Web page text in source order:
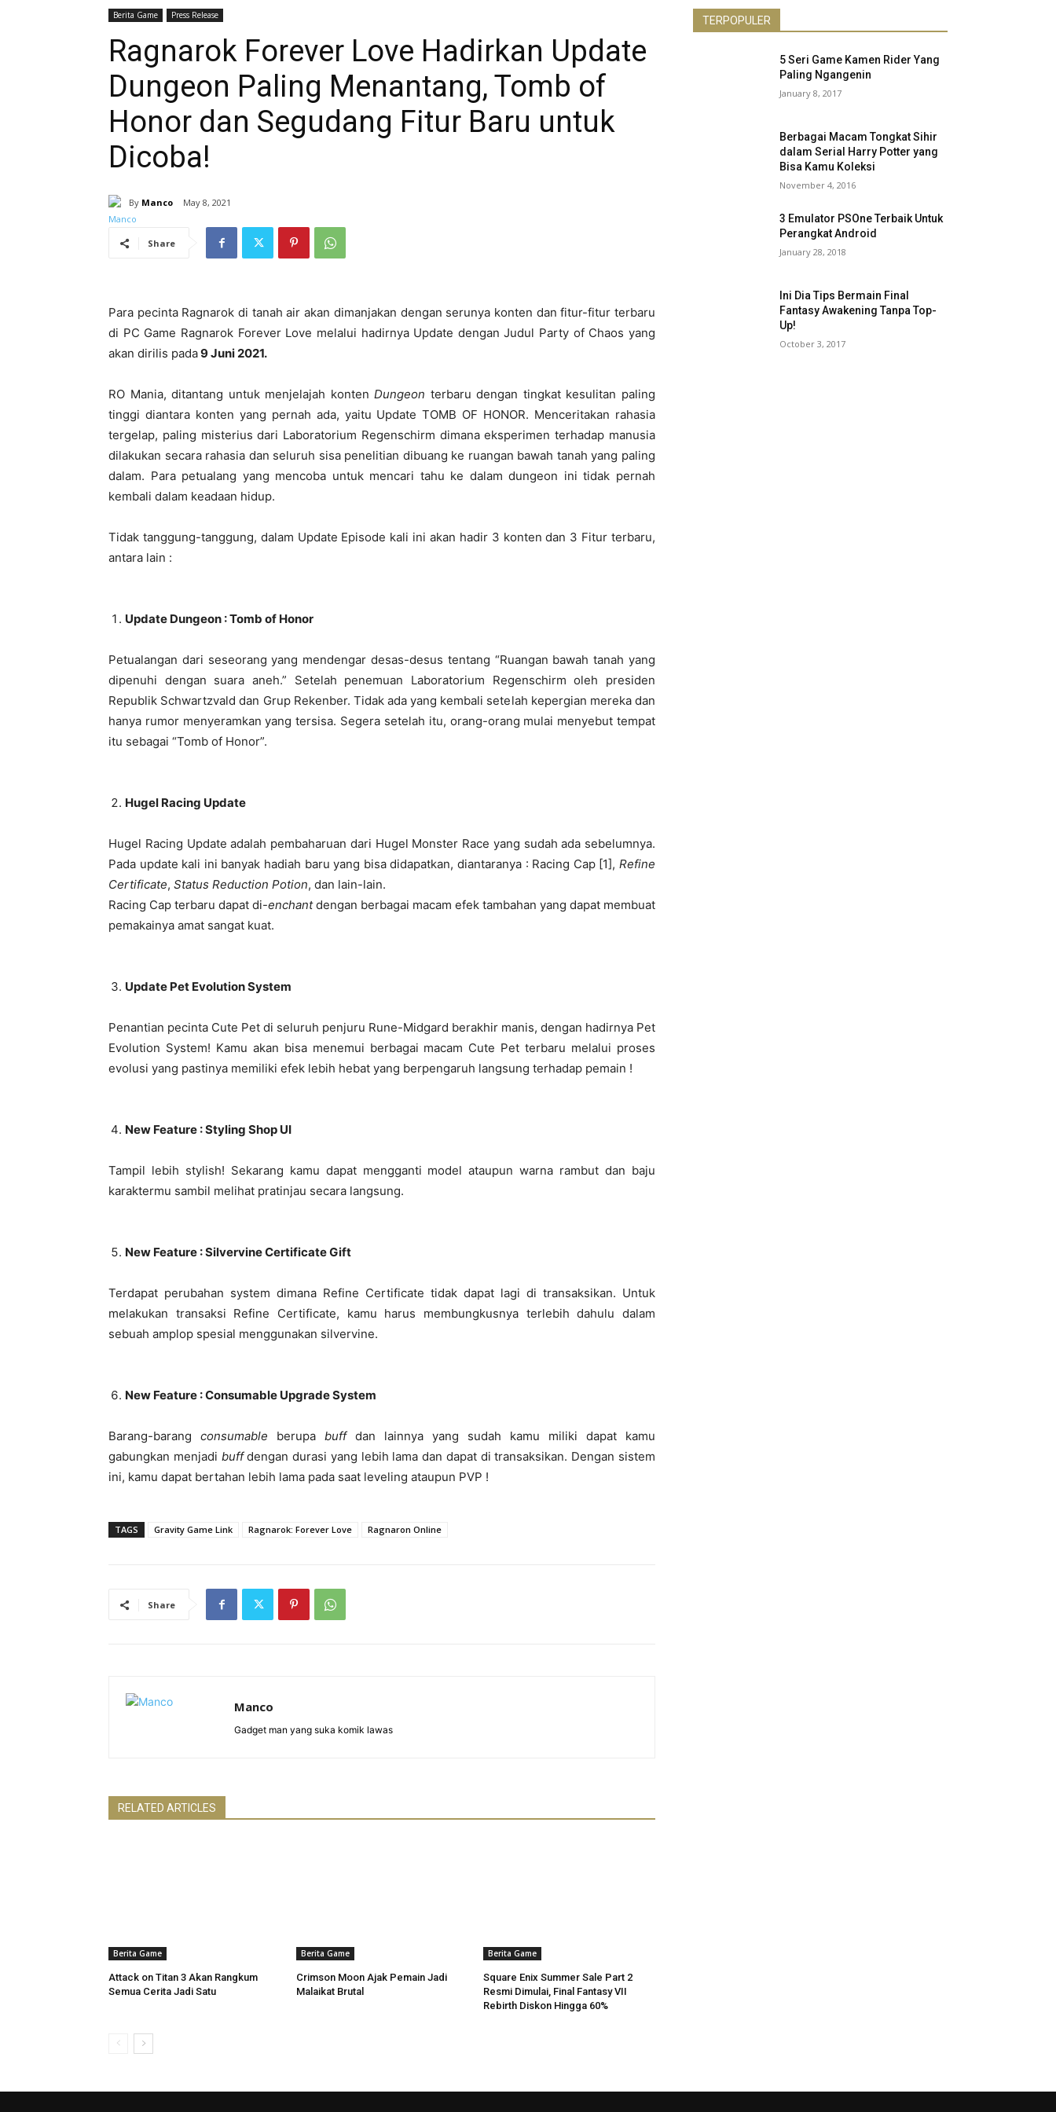
Berita Game Press Release
Ragnarok Forever Love Hadirkan Update
Dungeon Paling Menantang, Tomb of
Honor dan Segudang Fitur Baru untuk
Dicoba!
By Manco May 8, 2021
Share
Para pecinta Ragnarok di tanah air akan dimanjakan dengan serunya konten dan fitur-fitur terbaru
di PC Game Ragnarok Forever Love melalui hadirnya Update dengan Judul Party of Chaos yang
akan dirilis pada9 Juni 2021.
RO Mania, ditantang untuk menjelajah kontenDungeon terbaru dengan tingkat kesulitan paling
tinggi diantara konten yang pernah ada, yaitu Update TOMB OF HONOR. Menceritakan rahasia
tergelap, paling misterius dari Laboratorium Regenschirm dimana eksperimen terhadap manusia
dilakukan secara rahasia dan seluruh sisa penelitian dibuang ke ruangan bawah tanah yang paling
dalam. Para petualang yang mencoba untuk mencari tahu ke dalam dungeon ini tidak pernah
kembali dalam keadaan hidup.
Tidak tanggung-tanggung, dalam Update Episode kali ini akan hadir 3 konten dan 3 Fitur terbaru,
antara lain :
Update Dungeon : Tomb of Honor
Petualangan dari seseorang yang mendengar desas-desus tentang “Ruangan bawah tanah yang
dipenuhi dengan suara aneh.” Setelah penemuan Laboratorium Regenschirm oleh presiden
Republik Schwartzvald dan Grup Rekenber. Tidak ada yang kembali setelah kepergian mereka dan
hanya rumor menyeramkan yang tersisa. Segera setelah itu, orang-orang mulai menyebut tempat
itu sebagai “Tomb of Honor”.
Hugel Racing Update
Hugel Racing Update adalah pembaharuan dari Hugel Monster Race yang sudah ada sebelumnya.
Pada update kali ini banyak hadiah baru yang bisa didapatkan, diantaranya : Racing Cap [1], Refine
Certificate, Status Reduction Potion, dan lain-lain.
Racing Cap terbaru dapat di-enchantdengan berbagai macam efek tambahan yang dapat membuat
pemakainya amat sangat kuat.
Update Pet Evolution System
Penantian pecinta Cute Pet di seluruh penjuru Rune-Midgard berakhir manis, dengan hadirnya Pet
Evolution System! Kamu akan bisa menemui berbagai macam Cute Pet terbaru melalui proses
evolusi yang pastinya memiliki efek lebih hebat yang berpengaruh langsung terhadap pemain !
New Feature : Styling Shop UI
Tampil lebih stylish! Sekarang kamu dapat mengganti model ataupun warna rambut dan baju
karaktermu sambil melihat pratinjau secara langsung.
New Feature : Silvervine Certificate Gift
Terdapat perubahan system dimana Refine Certificate tidak dapat lagi di transaksikan. Untuk
melakukan transaksi Refine Certificate, kamu harus membungkusnya terlebih dahulu dalam
sebuah amplop spesial menggunakan silvervine.
New Feature : Consumable Upgrade System
Barang-barang consumable berupa buff dan lainnya yang sudah kamu miliki dapat kamu
gabungkan menjadi buffdengan durasi yang lebih lama dan dapat di transaksikan. Dengan sistem
ini, kamu dapat bertahan lebih lama pada saat leveling ataupun PVP !
TAGS Gravity Game Link Ragnarok: Forever Love Ragnaron Online
Share
Manco
Gadget man yang suka komik lawas
RELATED ARTICLES
Berita Game
Attack on Titan 3 Akan Rangkum
Semua Cerita Jadi Satu
Berita Game
Crimson Moon Ajak Pemain Jadi
Malaikat Brutal
Berita Game
Square Enix Summer Sale Part 2
Resmi Dimulai, Final Fantasy VII
Rebirth Diskon Hingga 60%
TERPOPULER
5 Seri Game Kamen Rider Yang
Paling Ngangenin
January 8, 2017
Berbagai Macam Tongkat Sihir
dalam Serial Harry Potter yang
Bisa Kamu Koleksi
November 4, 2016
3 Emulator PSOne Terbaik Untuk
Perangkat Android
January 28, 2018
Ini Dia Tips Bermain Final
Fantasy Awakening Tanpa Top-
Up!
October 3, 2017